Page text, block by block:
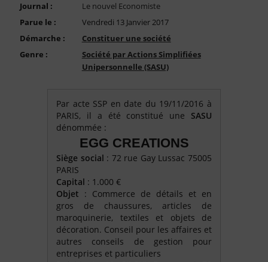
Journal :
Le nouvel Economiste
Parue le :
Vendredi 13 Janvier 2017
Démarche :
Constituer une société
Genre :
Société par Actions Simplifiées
Unipersonnelle (SASU)
Par acte SSP en date du 19/11/2016 à
PARIS, il a été constitué une SASU
dénommée :
EGG CREATIONS
Siège social : 72 rue Gay Lussac 75005
PARIS
Capital : 1.000 €
Objet : Commerce de détails et en
gros de chaussures, articles de
maroquinerie, textiles et objets de
décoration. Conseil pour les affaires et
autres conseils de gestion pour
entreprises et particuliers